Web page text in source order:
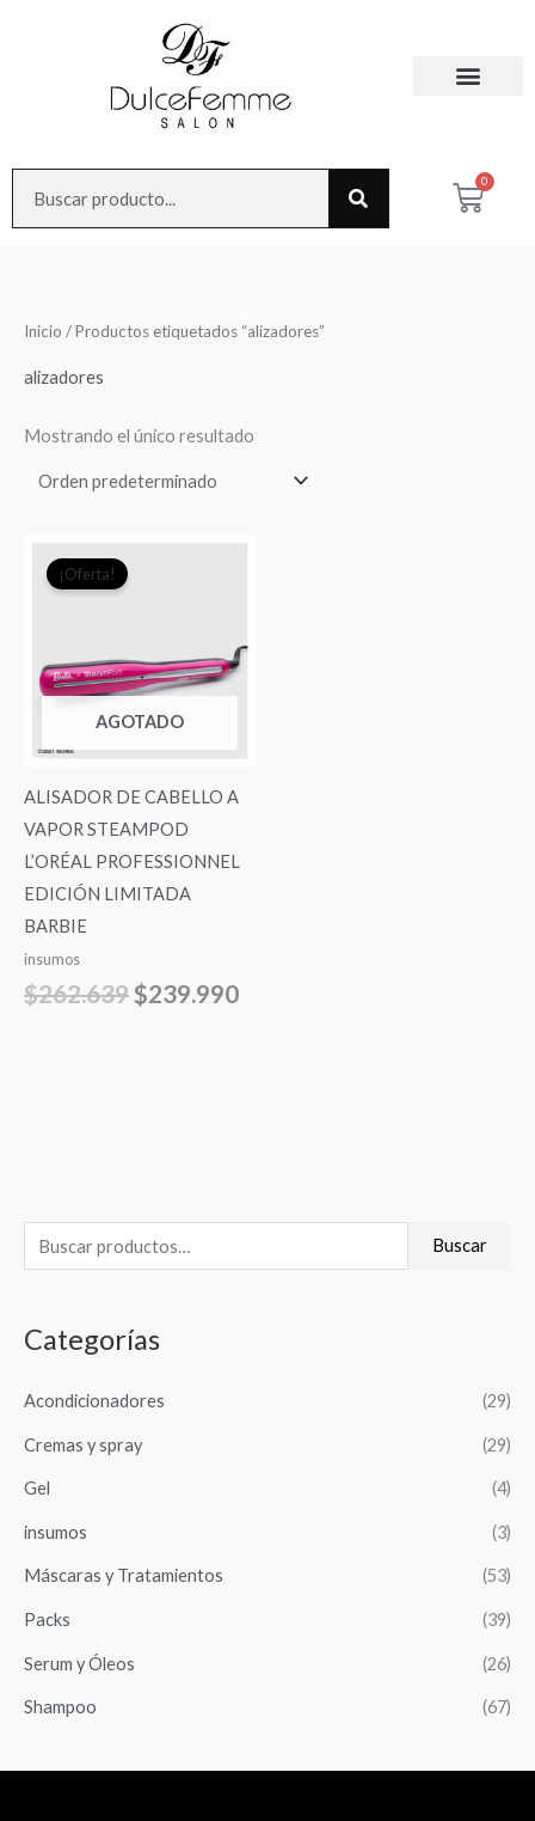
0
Cart
u
c
r
p
o
Buscar
Categorías
Acondicionadores (29)
Cremas y spray (29)
Gel (4)
insumos (3)
Máscaras y Tratamientos (53)
Packs (39)
Serum y Óleos (26)
Shampoo (67)
Inicio / Productos etiquetados “alizadores”
alizadores
Mostrando el único resultado
AGOTADO
¡Oferta!
ALISADOR DE CABELLO A
VAPOR STEAMPOD
L’ORÉAL PROFESSIONNEL
EDICIÓN LIMITADA
BARBIE
insumos
$262.639
El
$262.639.
$239.990
El
es:
$239.990.